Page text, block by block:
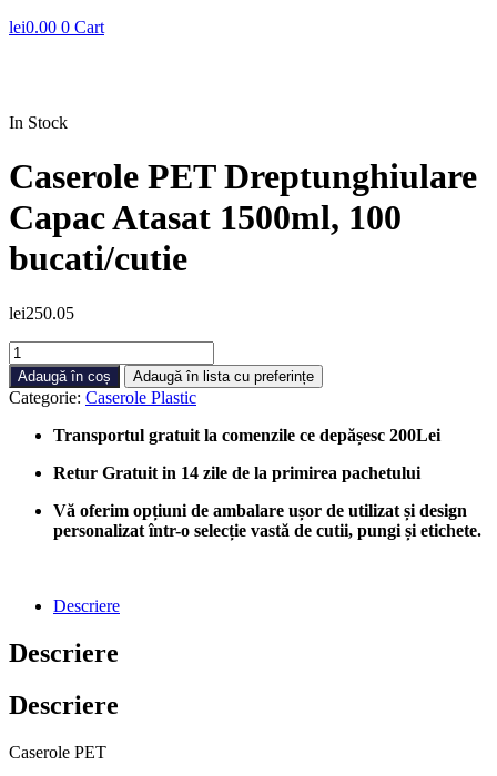
lei0.00 0 Cart
In Stock
Caserole PET Dreptunghiulare
Capac Atasat 1500ml, 100
bucati/cutie
lei250.05
Cantitate
Caserole
PET
Dreptunghiulare
Capac
1500ml,
bucati/cutie
Adaugă în coș Adaugă în lista cu preferințe
Categorie: Caserole Plastic
Transportul gratuit la comenzile ce depășesc 200Lei
Retur Gratuit in 14 zile de la primirea pachetului
Vă oferim opțiuni de ambalare ușor de utilizat și design
personalizat într-o selecție vastă de cutii, pungi și etichete.
Descriere
Descriere
Descriere
Caserole PET